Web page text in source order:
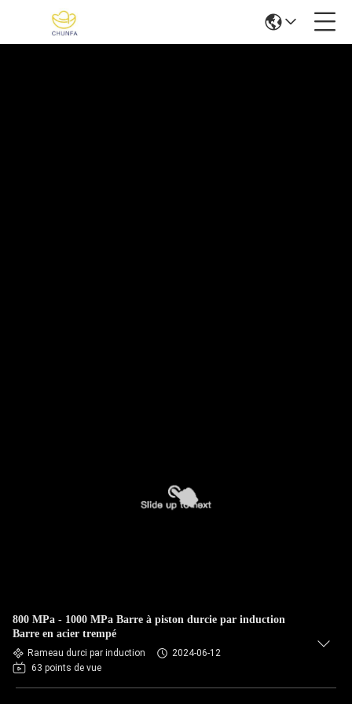
800 MPa - 1000 MPa Barre à piston durcie par induction
Barre en acier trempé
Rameau durci par induction
2024-06-12
63 points de vue